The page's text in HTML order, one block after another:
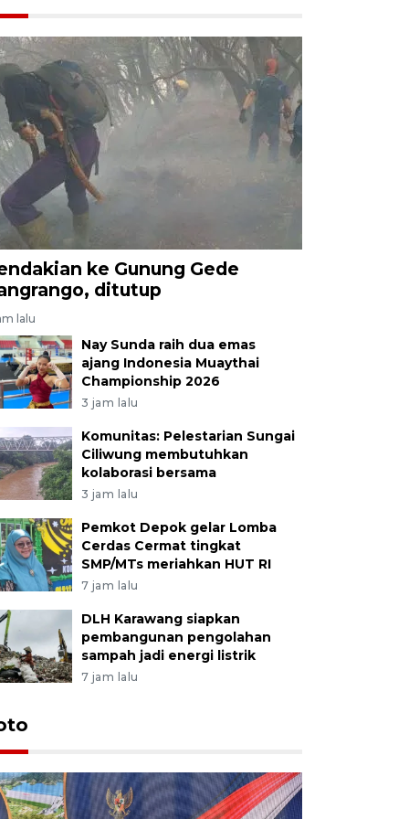
ke Gunung Gede
ditutup
lalu
Nay Sunda raih dua emas
ajang Indonesia Muaythai
Championship 2026
3 jam lalu
Komunitas: Pelestarian Sungai
Ciliwung membutuhkan
kolaborasi bersama
3 jam lalu
Pemkot Depok gelar Lomba
Cerdas Cermat tingkat
SMP/MTs meriahkan HUT RI
7 jam lalu
DLH Karawang siapkan
pembangunan pengolahan
sampah jadi energi listrik
7 jam lalu